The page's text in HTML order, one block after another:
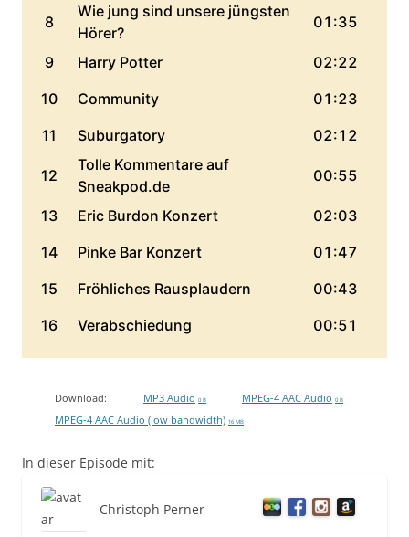
Download: MP3 Audio 0 B MPEG-4 AAC Audio 0 B
MPEG-4 AAC Audio (low bandwidth) 16 MB
In dieser Episode mit:
Christoph Perner